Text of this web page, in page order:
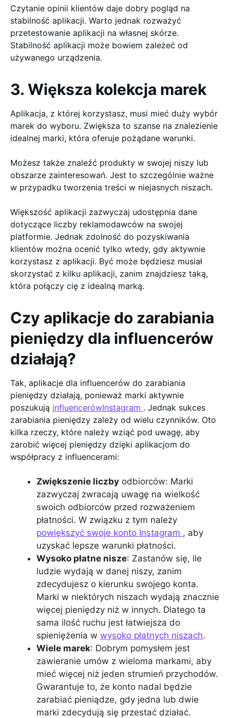
Czytanie opinii klientów daje dobry pogląd na
stabilność aplikacji. Warto jednak rozważyć
przetestowanie aplikacji na własnej skórze.
Stabilność aplikacji może bowiem zależeć od
używanego urządzenia.
3. Większa kolekcja marek
Aplikacja, z której korzystasz, musi mieć duży wybór
marek do wyboru. Zwiększa to szanse na znalezienie
idealnej marki, która oferuje pożądane warunki.
Możesz także znaleźć produkty w swojej niszy lub
obszarze zainteresowań. Jest to szczególnie ważne
w przypadku tworzenia treści w niejasnych niszach.
Większość aplikacji zazwyczaj udostępnia dane
dotyczące liczby reklamodawców na swojej
platformie. Jednak zdolność do pozyskiwania
klientów można ocenić tylko wtedy, gdy aktywnie
korzystasz z aplikacji. Być może będziesz musiał
skorzystać z kilku aplikacji, zanim znajdziesz taką,
która połączy cię z idealną marką.
Czy aplikacje do zarabiania
pieniędzy dla influencerów
działają?
Tak, aplikacje dla influencerów do zarabiania
pieniędzy działają, ponieważ marki aktywnie
poszukują influencerówInstagram . Jednak sukces
zarabiania pieniędzy zależy od wielu czynników. Oto
kilka rzeczy, które należy wziąć pod uwagę, aby
zarobić więcej pieniędzy dzięki aplikacjom do
współpracy z influencerami:
Zwiększenie liczby odbiorców: Marki
zazwyczaj zwracają uwagę na wielkość
swoich odbiorców przed rozważeniem
płatności. W związku z tym należy
powiększyć swoje konto Instagram , aby
uzyskać lepsze warunki płatności.
Wysoko płatne nisze: Zastanów się, ile
ludzie wydają w danej niszy, zanim
zdecydujesz o kierunku swojego konta.
Marki w niektórych niszach wydają znacznie
więcej pieniędzy niż w innych. Dlatego ta
sama ilość ruchu jest łatwiejsza do
spieniężenia w wysoko płatnych niszach.
Wiele marek: Dobrym pomysłem jest
zawieranie umów z wieloma markami, aby
mieć więcej niż jeden strumień przychodów.
Gwarantuje to, że konto nadal będzie
zarabiać pieniądze, gdy jedna lub dwie
marki zdecydują się przestać działać.